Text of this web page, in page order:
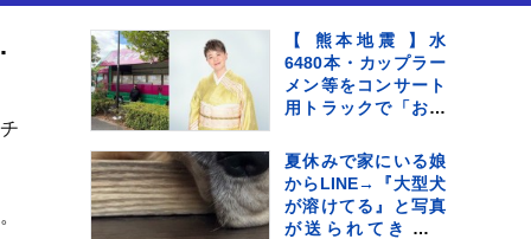
ャットが便利に
【 熊本地震 】水
6480本・カップラー
メン等をコンサート
用トラックで「お気
付きトラックにため
らいも〝自分のこと
を言ってる場合では
ない〟
夏休みで家にいる娘
からLINE→『大型犬
が溶けてる』と写真
が送られてきてい